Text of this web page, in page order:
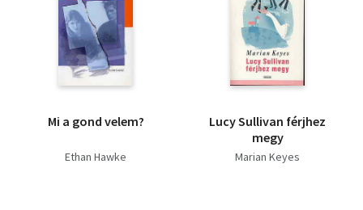
Mi a gond velem?
Ethan Hawke
Lucy Sullivan férjhez
megy
Marian Keyes